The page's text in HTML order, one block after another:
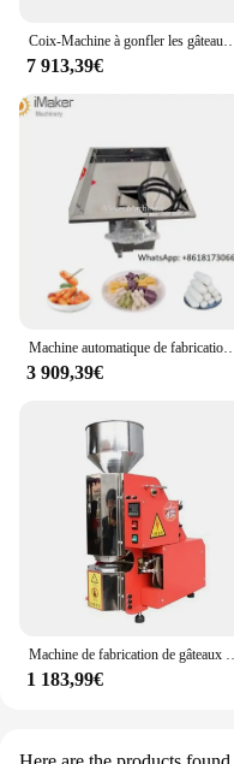
Coix-Machine à gonfler les gâteaux au riz rouge, machine à
7 913,39€
Machine automatique de fabrication de gâteaux de riz épicés,
3 909,39€
Machine de fabrication de gâteaux
1 183,99€